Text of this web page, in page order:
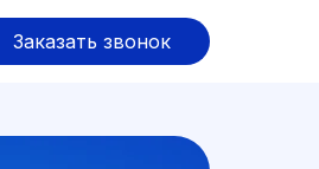
Заказать звонок